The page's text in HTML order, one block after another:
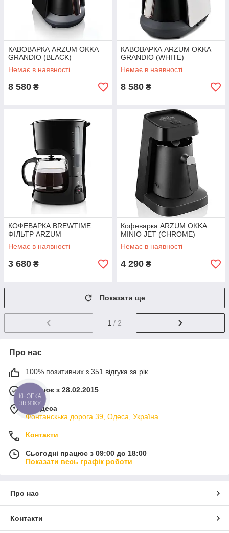
КАВОВАРКА ARZUM OKKA
GRANDIO (BLACK)
Немає в наявності
8 580 ₴
КАВОВАРКА ARZUM OKKA
GRANDIO (WHITE)
Немає в наявності
8 580 ₴
КОФЕВАРКА BREWTIME
ФІЛЬТР ARZUM
Немає в наявності
3 680 ₴
Кофеварка ARZUM OKKA
MINIO JET (CHROME)
Немає в наявності
4 290 ₴
Показати ще
1 / 2
Про нас
100% позитивних з 351 відгука за рік
Працює з 28.02.2015
м. Одеса
Фонтанскька дорога 39, Одеса, Україна
Контакти
Сьогодні працює з 09:00 до 18:00
Показати весь графік роботи
Про нас
Контакти
КНОПКА
ЗВ'ЯЗКУ